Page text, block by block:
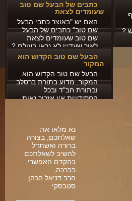
השבוע
מעגל השנה
הבעל שם-טוב
כתבים של הבעל שם טוב
שעומדים לצאת
האם יש "באוצר כתבי הבעל
שם טוב" כתבים של הבעל
שם טוב שעומדים לצאת
לאור שעדיין לא נראו בעולם ?
?
הבעל שם טוב הקדוש הוא
המקור
הבעל שם טוב הקדוש הוא
המקור. מדוע בתורת ברסלב
ובתורת חב"ד ובכל
החסידויות אין אזכור נאות
נא מלאו את
שאלתכם, בצורה
ברורה ואשתדל
להשיב לשאלתכם
בהקדם האפשרי.
בברכה,
הרב דניאל הכהן
סטבסקי.